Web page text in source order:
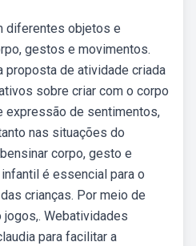
diferentes objetos e
gestos e movimentos.
proposta de atividade criada
sobre criar com o corpo
expressão de sentimentos,
nas situações do
corpo, gesto e
é essencial para o
crianças. Por meio de
Webatividades
para facilitar a